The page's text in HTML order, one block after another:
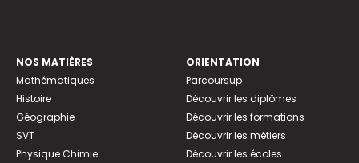
NOS MATIÈRES
Mathématiques
Histoire
Géographie
SVT
Physique Chimie
ORIENTATION
Parcoursup
Découvrir les diplômes
Découvrir les formations
Découvrir les métiers
Découvrir les écoles